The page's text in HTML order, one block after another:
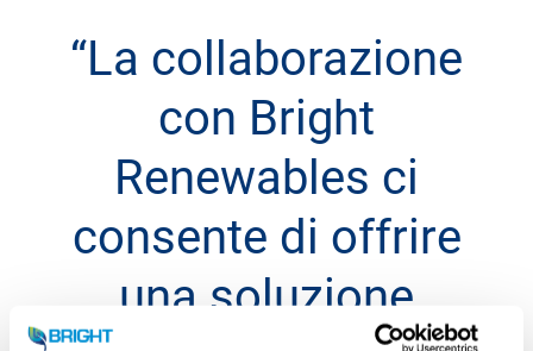
“La collaborazione
con Bright
Renewables ci
consente di offrire
una soluzione